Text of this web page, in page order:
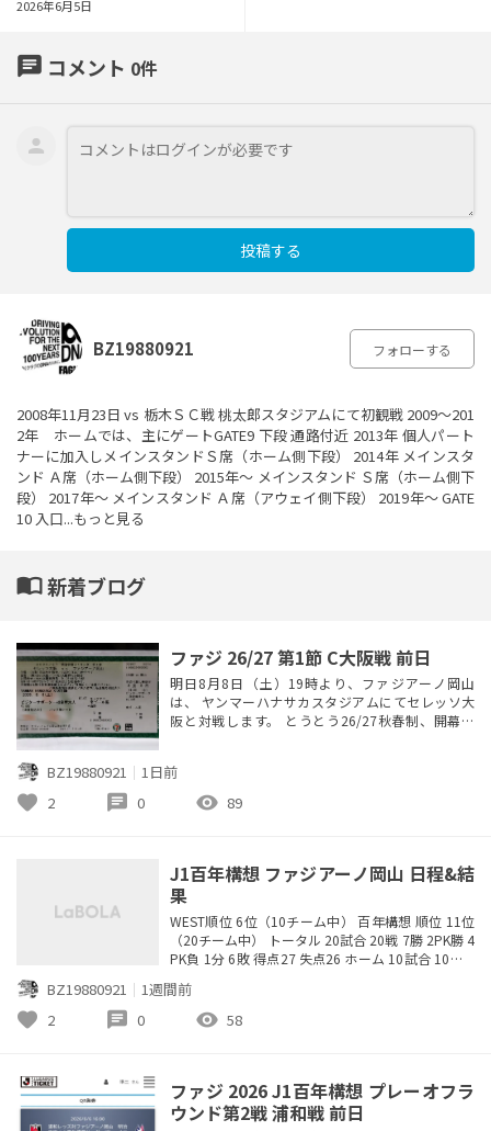
2026年6月5日
chat コメント 0件
投稿する
BZ19880921 フォローする
2008年11月23日 vs 栃木ＳＣ戦 桃太郎スタジアムにて初観戦 2009～201
2年 ホームでは、主にゲートGATE9 下段 通路付近 2013年 個人パート
ナーに加入しメインスタンドＳ席（ホーム側下段） 2014年 メインスタ
ンド Ａ席（ホーム側下段） 2015年～ メインスタンド Ｓ席（ホーム側下
段） 2017年～ メインスタンド Ａ席（アウェイ側下段） 2019年～ GATE
10 入口...もっと見る
import_contacts新着ブログ
ファジ 26/27 第1節 C大阪戦 前日
明日8月8日（土）19時より、ファジアーノ岡山
は、 ヤンマーハナサカスタジアムにてセレッソ大
阪と対戦します。 とうとう26/27秋春制、開幕で
ように順位に影響するのか全く予想出来ませんが
まずは第20節まで日本代表ウィークで試合が無い週
もありますが、 J2降格圏外の17位以上を目指して
BZ19880921 ｜ 1日前
favorite 2 chat 0 visibility 89
J1百年構想 ファジアーノ岡山 日程&結
果
WEST順位 6位（10チーム中） 百年構想 順位 11位
（20チーム中） トータル 20試合 20戦 7勝 2PK勝 4
PK負 1分 6敗 得点27 失点26 ホーム 10試合 10戦 4
0戦 3勝 1PK勝 4PK負 2敗 得点15 失点14 チーム内
得点ランキング 4－木村（頭、頭、頭、右）、レオ
ガウショ（頭、右、右、右）...
BZ19880921 ｜ 1週間前
favorite 2 chat 0 visibility 58
ファジ 2026 J1百年構想 プレーオフラ
ウンド第2戦 浦和戦 前日